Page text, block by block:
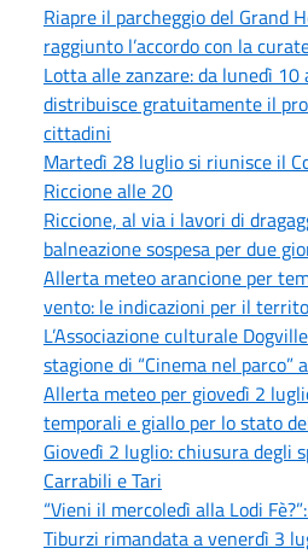
Riapre il parcheggio del Grand
raggiunto l’accordo con la
Lotta alle zanzare: da lunedì 10
distribuisce gratuitamente il
cittadini
Martedì 28 luglio si riunisce il
Riccione alle 20
Riccione, al via i lavori di
balneazione sospesa per due
Allerta meteo arancione per
vento: le indicazioni per il
L’Associazione culturale
stagione di “Cinema nel parco”
Allerta meteo per giovedì 2
temporali e giallo per lo stato
Giovedì 2 luglio: chiusura degli
Carrabili e Tari
“Vieni il mercoledì alla Lodi
Tiburzi rimandata a venerdì 3